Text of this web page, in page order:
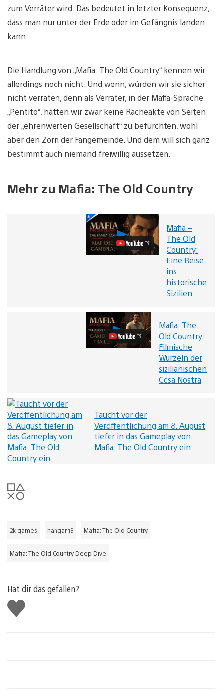
zum Verräter wird. Das bedeutet in letzter Konsequenz,
dass man nur unter der Erde oder im Gefängnis landen
kann.
Die Handlung von „Mafia: The Old Country“ kennen wir
allerdings noch nicht. Und wenn, würden wir sie sicher
nicht verraten, denn als Verräter, in der Mafia-Sprache
„Pentito“, hätten wir zwar keine Racheakte von Seiten
der „ehrenwerten Gesellschaft“ zu befürchten, wohl
aber den Zorn der Fangemeinde. Und dem will sich ganz
bestimmt auch niemand freiwillig aussetzen.
Mehr zu Mafia: The Old Country
Mafia
–
The
Sizilien
Video
abspielen
Mafia –
The Old
Country:
Eine Reise
ins
historische
Sizilien
Mafia:
The
Old
Filmische
Nostra
Video
abspielen
Mafia: The
Old Country:
Filmische
Wurzeln der
sizilianischen
Cosa Nostra
Taucht vor der
Veröffentlichung am 8. August
tiefer in das Gameplay von
Mafia: The Old Country ein
2k games hangar 13 Mafia: The Old Country
Mafia: The Old Country Deep Dive
Hat dir das gefallen?
Gefällt
mir